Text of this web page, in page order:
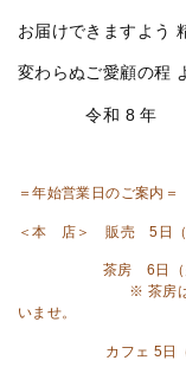
お届けできますよう
変わらぬご愛顧の程
令和 8 年
＝年始営業日のご案内＝
＜本 店＞ 販売 5日（
茶房 6日（火）
※ 茶房は、ご予約
いませ。
カフェ 5日（月